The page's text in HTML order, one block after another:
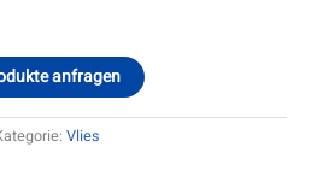
anfragen
Vlies